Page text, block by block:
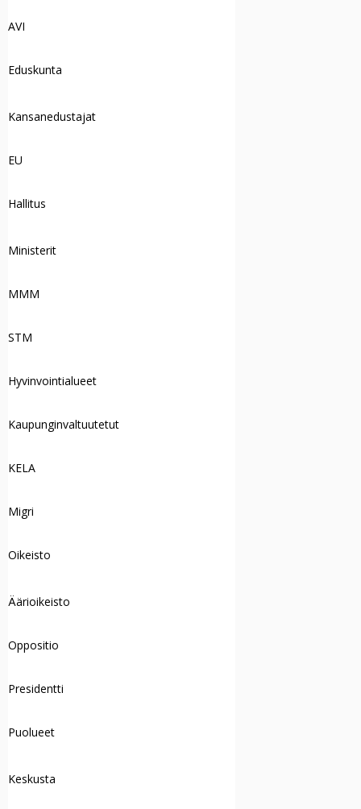
AVI
Eduskunta
Kansanedustajat
EU
Hallitus
Ministerit
MMM
STM
Hyvinvointialueet
Kaupunginvaltuutetut
KELA
Migri
Oikeisto
Äärioikeisto
Oppositio
Presidentti
Puolueet
Keskusta